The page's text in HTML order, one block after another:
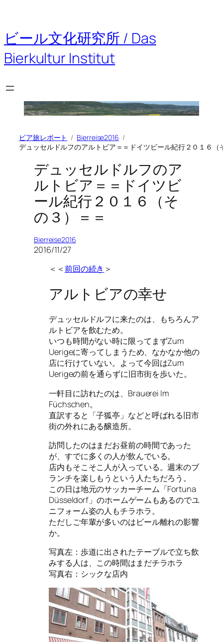
を
ス
キ
ッ
ビール文化研究所 / Das
Bierkultur Institut
ビア旅レポート
Bierreise2016
デュッセルドルフのアルトビア＝＝ドイツビール紀行２０１６（
デュッセルドルフのア
ルトビア＝＝ドイツビ
ール紀行２０１６（そ
の３）＝＝
Bierreise2016
2016/11/27
＜＜前回の続き ＞
アルトビアの幸せ
デュッセルドルフに来たのは、もちろんア
ルトビアを飲むため。
いつも時間がない時に限ってまずZum
Uerigeに寄ってしまうため、なかなか他の
店に行けていない。よって今回はZum
Uerigeの前を通らずに旧市街を歩いた。
一軒目に訪れたのは、Brauerei Im
Füchschen。
直訳すると「子狐亭」などと呼ばれる旧市
街の外れにある醸造所。
訪問したのはまだお昼前の時間であった
が、すでに多くの人が飲んでいる。
店内もそこそこ人が入っている。週末のブ
ランチを楽しもうという人たちだろう。
この日は地元のサッカーチーム「Fortuna
Düsseldorf」のホームゲームもあるのでユ
ニフォーム姿の人もチラホラ。
ただしご年輩が多いのはビール離れの影響
か。
写真左：歩道に出されたテーブルで立ち飲
みする人は、この時間はまだチラホラ
写真右：シックな店内